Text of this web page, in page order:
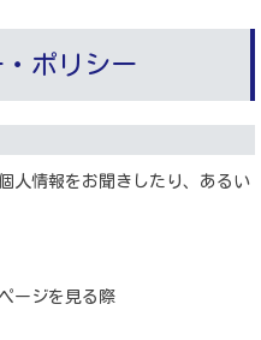
ポリシー
情報をお聞きしたり、あるい
ージを見る際